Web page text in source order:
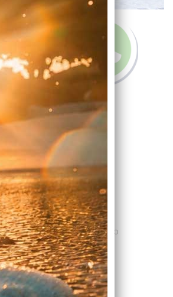
maatregel voor uw
van de warmteverloren.
€400 tot €600 per jaarop
B&M Dak-Totaal is
in Noord-